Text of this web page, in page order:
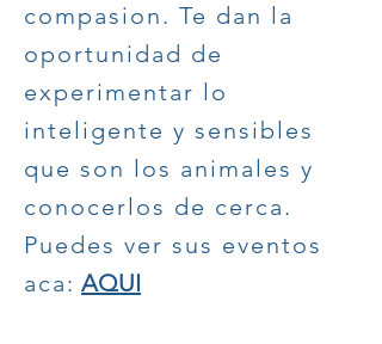
compasion. Te dan la
oportunidad de
experimentar lo
inteligente y sensibles
que son los animales y
conocerlos de cerca.
Puedes ver sus eventos
aca: AQUI